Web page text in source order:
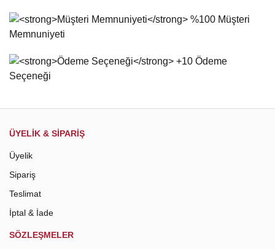
Ürün fiyatı diğer sitelerden daha pahalı.
ÜYELİK & SİPARİŞ
Üyelik
Sipariş
Teslimat
İptal & İade
SÖZLEŞMELER